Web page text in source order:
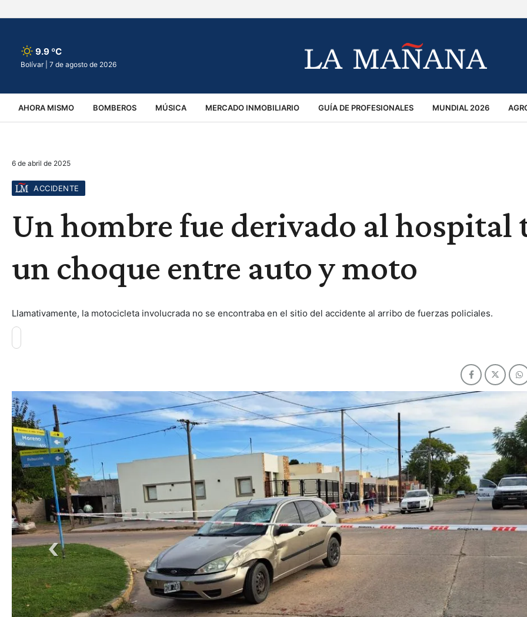
9.9 ºC
Bolívar | 7 de agosto de 2026
AHORA MISMO BOMBEROS MÚSICA MERCADO INMOBILIARIO GUÍA DE PROFESIONALES MUNDIAL 2026
VIRALES ACCIDENTES
6 de abril de 2025
ACCIDENTE
Un hombre fue derivado al hospital
un choque entre auto y moto
Llamativamente, la motocicleta involucrada no se encontraba en el sitio del accidente al arribo de fuerzas policiales.